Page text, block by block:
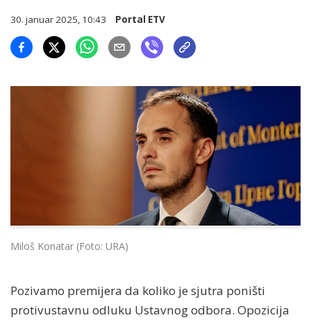
30. januar 2025, 10:43 Portal ETV
Miloš Konatar (Foto: URA)
Pozivamo premijera da koliko je sjutra poništi
protivustavnu odluku Ustavnog odbora. Opozicija